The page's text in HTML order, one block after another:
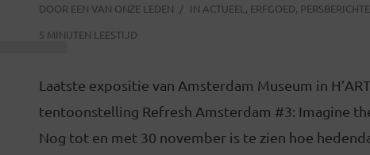
DOOR EEN VAN ONZE LEDEN IN ACTUEEL , ERFGOED,
5 MINUTEN LEESTIJD
Laatste expositie van Amsterdam Museum in
tentoonstelling Refresh Amsterdam #3: Imagine
Nog tot en met 30 november is te zien hoe